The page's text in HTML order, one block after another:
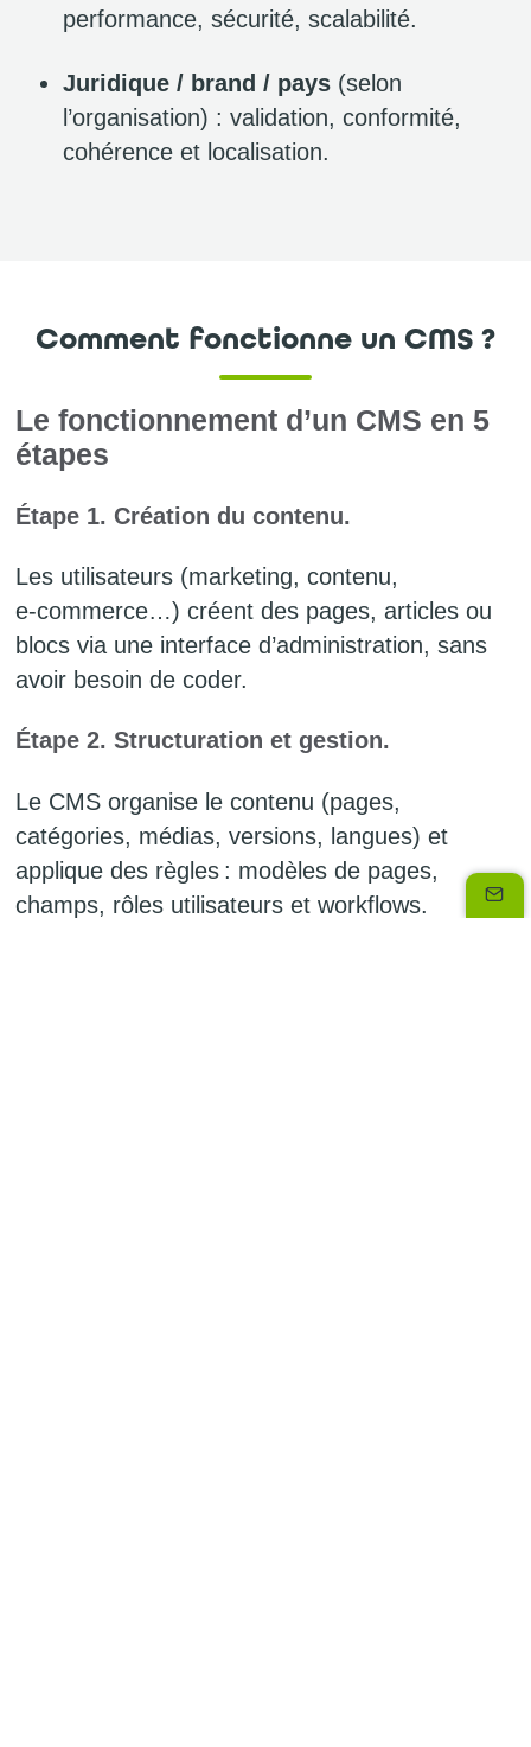
performance, sécurité, scalabilité.
Juridique / brand / pays (selon
l’organisation) : validation, conformité,
cohérence et localisation.
Comment fonctionne un CMS ?
Le fonctionnement d’un CMS en 5
étapes
Étape 1. Création du contenu.
Les utilisateurs (marketing, contenu,
e‑commerce…) créent des pages, articles ou
blocs via une interface d’administration, sans
avoir besoin de coder.
Étape 2. Structuration et gestion.
Le CMS organise le contenu (pages,
catégories, médias, versions, langues) et
applique des règles : modèles de pages,
champs, rôles utilisateurs et workflows.